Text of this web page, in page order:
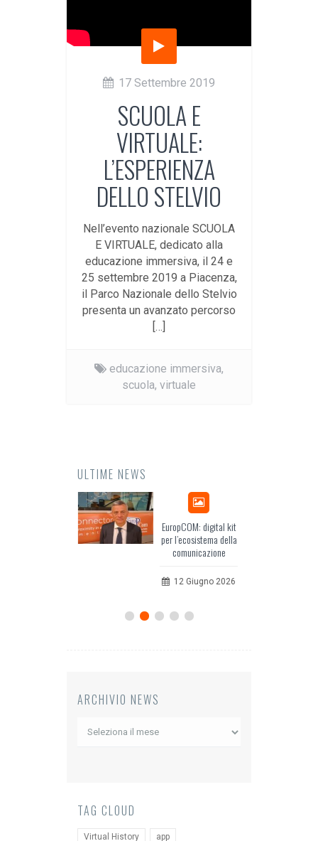
17 Settembre 2019
SCUOLA E
VIRTUALE:
L’ESPERIENZA
DELLO STELVIO
Nell’evento nazionale SCUOLA
E VIRTUALE, dedicato alla
educazione immersiva, il 24 e
25 settembre 2019 a Piacenza,
il Parco Nazionale dello Stelvio
presenta un avanzato percorso
[…]
educazione immersiva,
scuola, virtuale
ULTIME NEWS
EuropCOM: digital kit
per l’ecosistema della
comunicazione
12 Giugno 2026
ARCHIVIO NEWS
TAG CLOUD
Virtual History app